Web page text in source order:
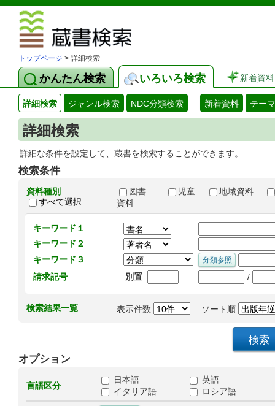
トップページ > 詳細検索
かんたん検索 いろいろ検索 新着資料
詳細検索 ジャンル検索 NDC分類検索 新着資料 テー
詳細検索
詳細な条件を設定して、蔵書を検索することができます。
検索条件
資料種別
すべて選択
図書 児童
地域資料
資料
キーワード１
キーワード２
キーワード３
請求記号
別置 /
検索結果一覧 表示件数 ソート順
オプション
言語区分
日本語
英語
イタリア語
ロシア語